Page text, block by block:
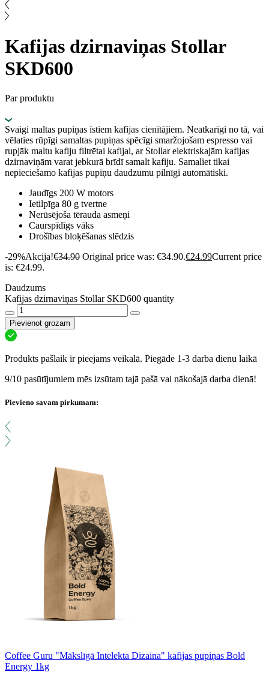
Kafijas dzirnaviņas Stollar
SKD600
Par produktu
Svaigi maltas pupiņas īstiem kafijas cienītājiem. Neatkarīgi no tā, vai
vēlaties rūpīgi samaltas pupiņas spēcīgi smaržojošam espresso vai
rupjāk maltu kafiju filtrētai kafijai, ar Stollar elektriskajām kafijas
dzirnaviņām varat jebkurā brīdī samalt kafiju. Samaliet tikai
nepieciešamo kafijas pupiņu daudzumu pilnīgi automātiski.
Jaudīgs 200 W motors
Ietilpīga 80 g tvertne
Nerūsējoša tērauda asmeņi
Caurspīdīgs vāks
Drošības bloķēšanas slēdzis
-29%Akcija!€34.90 Original price was: €34.90.€24.99Current price
is: €24.99.
Daudzums
Kafijas dzirnaviņas Stollar SKD600 quantity
Pievienot grozam
Produkts pašlaik ir pieejams veikalā. Piegāde 1-3 darba dienu laikā
9/10 pasūtījumiem mēs izsūtam tajā pašā vai nākošajā darba dienā!
Pievieno savam pirkumam:
Coffee Guru "Mākslīgā Intelekta Dizaina" kafijas pupiņas Bold
Energy 1kg